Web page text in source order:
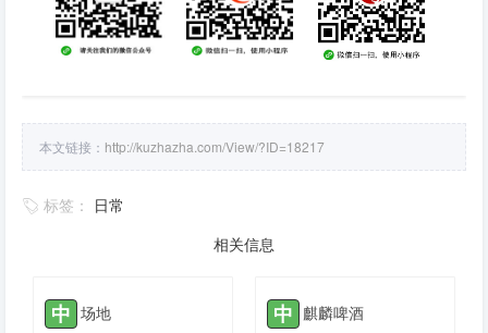
本文链接： http://kuzhazha.com/View/?ID=18217
标签： 日常
相关信息
中 场地 中 麒麟啤酒